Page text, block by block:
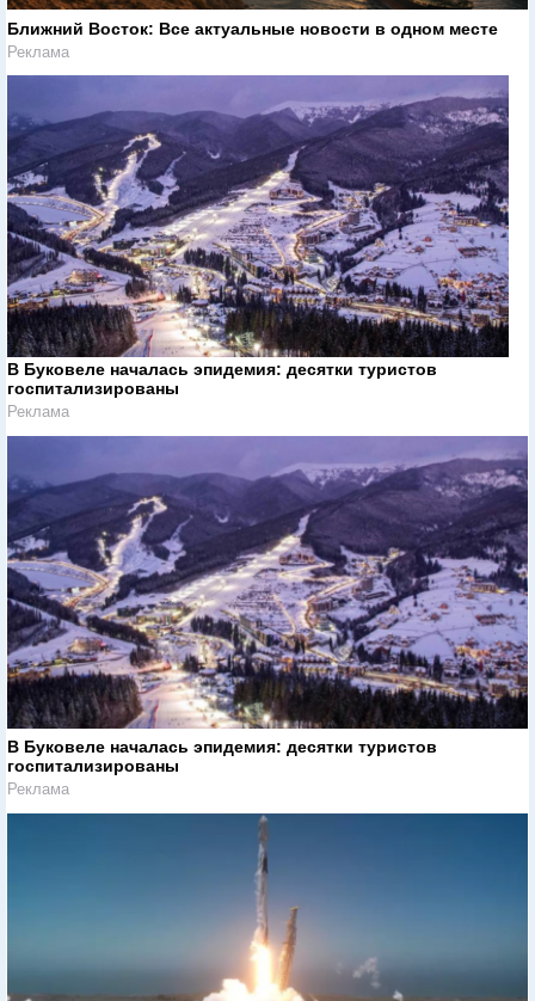
Ближний Восток: Все актуальные новости в одном месте
Реклама
В Буковеле началась эпидемия: десятки туристов
госпитализированы
Реклама
В Буковеле началась эпидемия: десятки туристов
госпитализированы
Реклама